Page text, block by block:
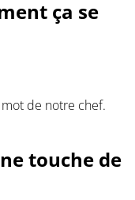
ça se
de notre chef.
touche de